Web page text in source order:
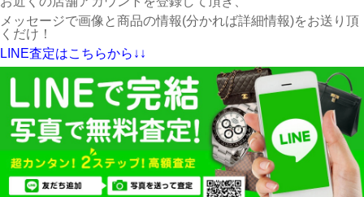
メッセージで画像と商品の情報(分かれば詳細情報)をお送り頂
くだけ！
LINE査定はこちらから↓↓